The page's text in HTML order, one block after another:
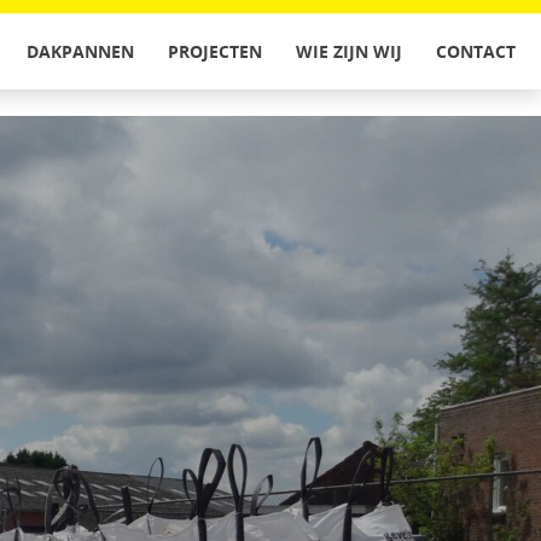
DAKPANNEN PROJECTEN WIE ZIJN WIJ CONTACT